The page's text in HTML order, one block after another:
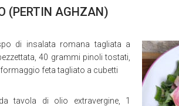
(PERTIN AGHZAN)
di insalata romana tagliata a
40 grammi pinoli tostati,
feta tagliato a cubetti
tavola di olio extravergine, 1